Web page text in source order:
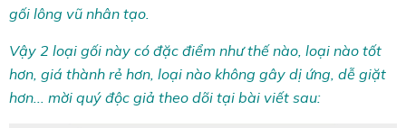
gối lông vũ nhân tạo.
Vậy 2 loại gối này có đặc điểm như thế nào, loại nào tốt
hơn, giá thành rẻ hơn, loại nào không gây dị ứng, dễ giặt
hơn... mời quý độc giả theo dõi tại bài viết sau: